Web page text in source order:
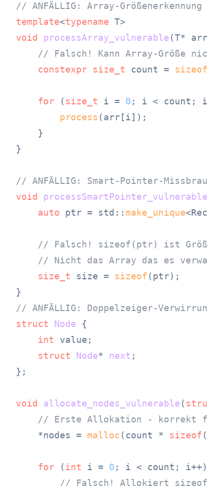
// ANFÄLLIG: Array-Größenerkennung in
template<typename
void
processArray_vulnerable(T* arr)
// Falsch! Kann Array-Größe nicht
constexpr
size_t count = sizeof
for ( size_t i = 0 ; i < count;
process (arr[i]);
    }
}
// ANFÄLLIG: Smart-Pointer-Missbrauch
void
processSmartPointer_vulnerable
auto ptr = std:: make_unique
// Falsch! sizeof(ptr) ist Größe
// Nicht das Array das es
size_t size = sizeof(ptr);
// ANFÄLLIG: Doppelzeiger-Verwirrung
struct
Node {
int value;
struct
Node* next ;
};
void allocate_nodes_vulnerable( struct
// Erste Allokation - korrekt für
    *nodes =
malloc(count * sizeof(
for (int i = 0 ; i < count; i++) {
// Falsch! Allokiert